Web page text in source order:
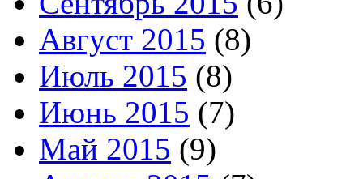
Август 2015 (8)
Июль 2015 (8)
Июнь 2015 (7)
Май 2015 (9)